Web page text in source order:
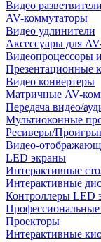
Видео
AV-коммутаторы
Видео удлинители
Аксессуары для
Видеопроцессоры
Презентационные
Видео конвертеры
Матричные AV-
Передача видео/
Мультиоконные
Ресиверы/
Видео-
LED экраны
Интерактивные
Интерактивные
Контроллеры LED
Проекторы
Интерактивные